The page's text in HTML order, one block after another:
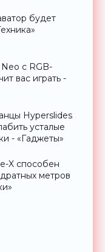
будет
с RGB-
вас играть -
Hyperslides
усталые
- «Гаджеты»
X способен
метров